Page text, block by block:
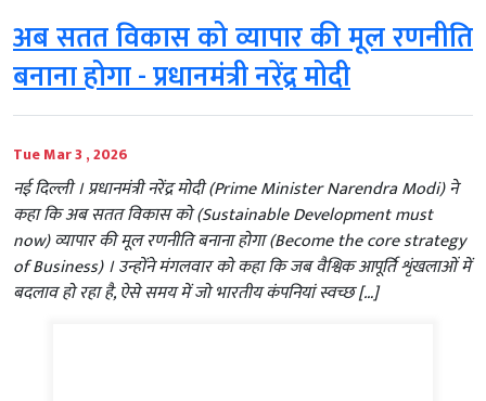
अब सतत विकास को व्यापार की मूल रणनीति
बनाना होगा - प्रधानमंत्री नरेंद्र मोदी
Tue Mar 3 , 2026
नई दिल्ली । प्रधानमंत्री नरेंद्र मोदी (Prime Minister Narendra Modi) ने
कहा कि अब सतत विकास को (Sustainable Development must
now) व्यापार की मूल रणनीति बनाना होगा (Become the core strategy
of Business) । उन्होंने मंगलवार को कहा कि जब वैश्विक आपूर्ति शृंखलाओं में
बदलाव हो रहा है, ऐसे समय में जो भारतीय कंपनियां स्वच्छ […]